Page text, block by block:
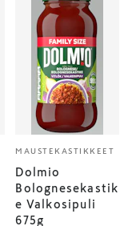
MAUSTEKASTIKKEET
Dolmio
Bolognesekastik
e Valkosipuli
675g